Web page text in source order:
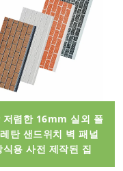
저렴한 16mm 실외 폴
탄 샌드위치 벽 패널
식용 사전 제작된 집